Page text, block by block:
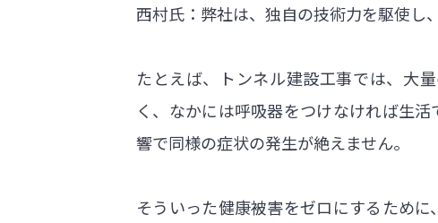
西村氏：弊社は、独自の技術力を駆使し
たとえば、トンネル建設工事では、大
く、なかには呼吸器をつけなければ生
響で同様の症状の発生が絶えません。
そういった健康被害をゼロにするため